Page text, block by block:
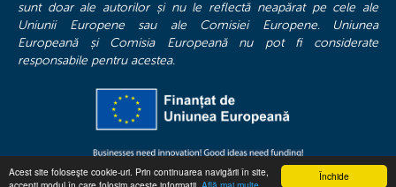
Închide
Acest site foloseşte cookie-uri. Prin continuarea navigării în site,
sunt doar ale autorilor și nu le reflectă neapărat pe cele ale
Uniunii Europene sau ale Comisiei Europene. Uniunea
Europeană și Comisia Europeană nu pot fi considerate
responsabile pentru acestea.